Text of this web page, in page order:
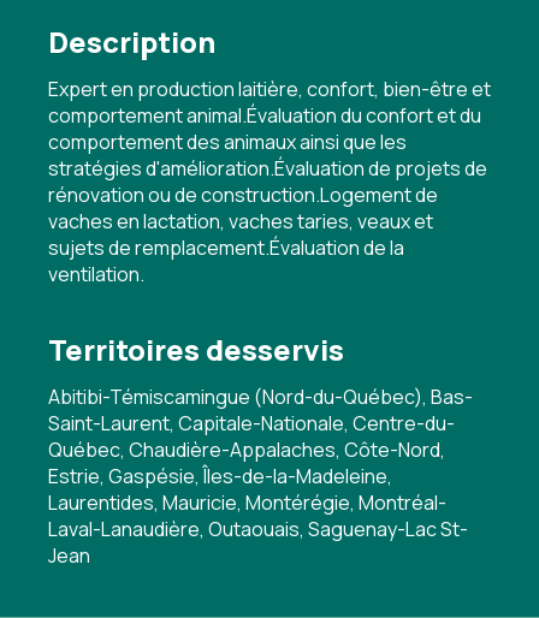
Description
Expert en production laitière, confort, bien-être et
comportement animal.Évaluation du confort et du
comportement des animaux ainsi que les
stratégies d'amélioration.Évaluation de projets de
rénovation ou de construction.Logement de
vaches en lactation, vaches taries, veaux et
sujets de remplacement.Évaluation de la
ventilation.
Territoires desservis
Abitibi-Témiscamingue (Nord-du-Québec), Bas-
Saint-Laurent, Capitale-Nationale, Centre-du-
Québec, Chaudière-Appalaches, Côte-Nord,
Estrie, Gaspésie, Îles-de-la-Madeleine,
Laurentides, Mauricie, Montérégie, Montréal-
Laval-Lanaudière, Outaouais, Saguenay-Lac St-
Jean